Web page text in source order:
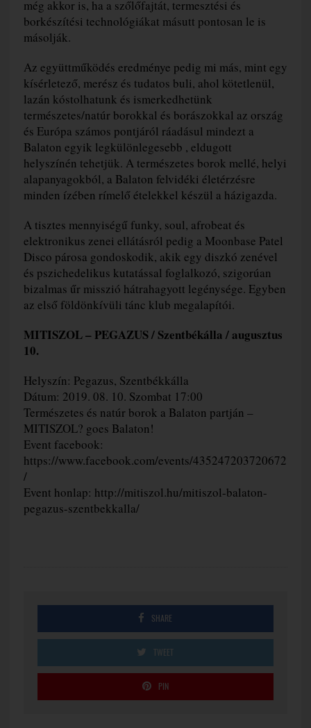
még akkor is, ha a szőlőfajtát, termesztési és
borkészítési technológiákat másutt pontosan le is
másolják.
Az együttműködés eredménye pedig mi más, mint egy
kísérletező, merész és tudatos buli, ahol kötetlenül,
lazán kóstolhatunk és ismerkedhetünk
természetes/natúr borokkal és borászokkal az ország
és Európa számos pontjáról ráadásul mindezt a
Balaton egyik legkülönlegesebb , eldugott
helyszínén tehetjük. A természetes borok mellé, helyi
alapanyagokból, a Balaton felvidéki életérzésre
minden ízében rímelő ételekkel készül a házigazda.
A tisztes mennyiségű funky, soul, afrobeat és
elektronikus zenei ellátásról pedig a Moonbase Patel
Disco párosa gondoskodik, akik egy diszkó zenével
és pszichedelikus kutatással foglalkozó, szigorúan
bizalmas űr misszió hátrahagyott legénysége. Egyben
az első földönkívüli tánc klub megalapítói.
MITISZOL – PEGAZUS / Szentbékálla / augusztus
10.
Helyszín: Pegazus, Szentbékkálla
Dátum: 2019. 08. 10. Szombat 17:00
Természetes és natúr borok a Balaton partján –
MITISZOL? goes Balaton!
Event facebook:
https://www.facebook.com/events/435247203720672
/
Event honlap: http://mitiszol.hu/mitiszol-balaton-
pegazus-szentbekkalla/
SHARE
TWEET
PIN